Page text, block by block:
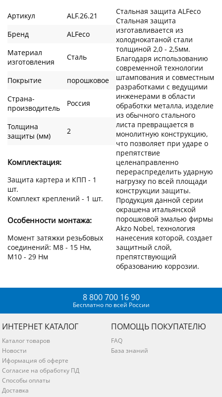
Артикул
ALF.26.21
Бренд
ALFeco
Материал
изготовления
Сталь
Покрытие
порошковое
Страна-
производитель
Россия
Толщина
защиты (мм)
2
Комплектация:
Защита картера и КПП - 1
шт.
Комплект креплений - 1 шт.
Особенности монтажа:
Момент затяжки резьбовых
соединений: М8 - 15 Нм,
М10 - 29 Нм
Стальная защита ALFeco
Стальная защита
изготавливается из
холоднокатаной стали
толщиной 2,0 - 2,5мм.
Благодаря использованию
современной технологии
штампования и совместным
разработками с ведущими
инженерами в области
обработки металла, изделие
из обычного стального
листа превращается в
монолитную конструкцию,
что позволяет при ударе о
препятствие
целенаправленно
перераспределить ударную
нагрузку по всей площади
конструкции защиты.
Продукция данной серии
окрашена итальянской
порошковой эмалью фирмы
Akzo Nobel, технология
нанесения которой, создает
защитный слой,
препятствующий
образованию коррозии.
8 800 700 16 90
Бесплатно по всей России
ИНТЕРНЕТ КАТАЛОГ
Каталог товаров
Новости
Иформация об оферте
Согласие на обработку ПД
Способы оплаты
Доставка
ПОМОЩЬ ПОКУПАТЕЛЮ
FAQ
База знаний